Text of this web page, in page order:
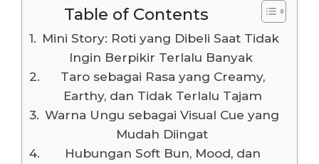
Table of Contents
Mini Story: Roti yang Dibeli Saat Tidak
Ingin Berpikir Terlalu Banyak
Taro sebagai Rasa yang Creamy,
Earthy, dan Tidak Terlalu Tajam
Warna Ungu sebagai Visual Cue yang
Mudah Diingat
Hubungan Soft Bun, Mood, dan